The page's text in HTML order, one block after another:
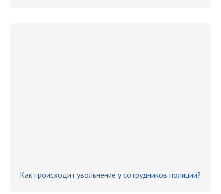
Как происходит увольнение у сотрудников полиции?